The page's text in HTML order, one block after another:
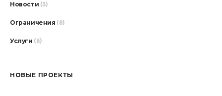
Новости (3)
Ограничения (8)
Услуги (6)
НОВЫЕ ПРОЕКТЫ